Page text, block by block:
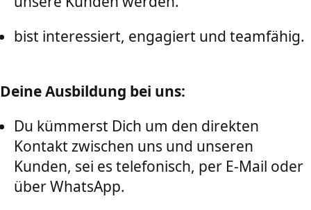
bist interessiert, engagiert und teamfähig.
Deine Ausbildung bei uns:
Du kümmerst Dich um den direkten
Kontakt zwischen uns und unseren
Kunden, sei es telefonisch, per E-Mail oder
über WhatsApp.